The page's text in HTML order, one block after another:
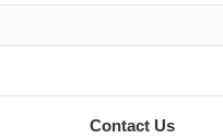
Contact Us